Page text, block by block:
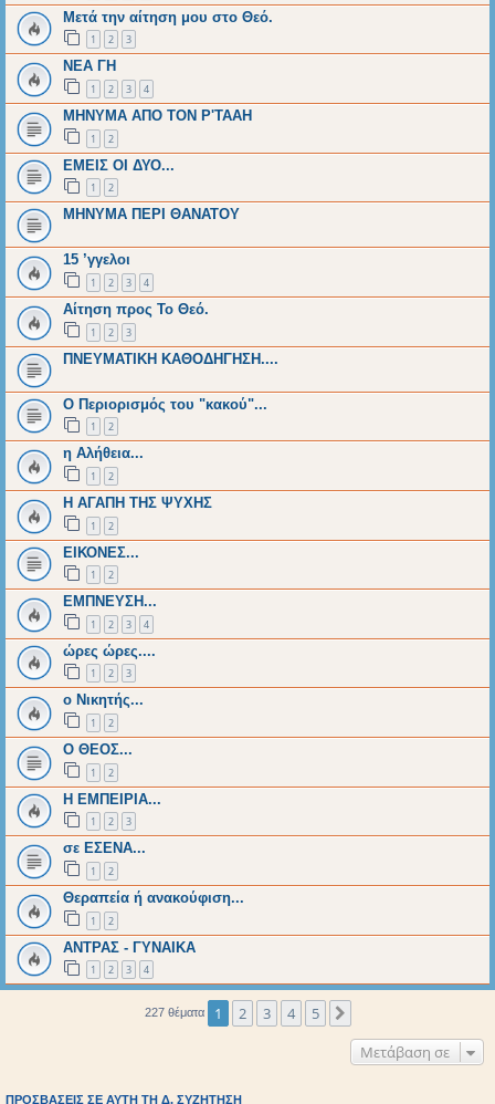
Μετά την αίτηση μου στο Θεό.
1 2 3
ΝΕΑ ΓΗ
1 2 3 4
MHNYMA ΑΠΟ ΤΟΝ Ρ'ΤΑΑΗ
1 2
ΕΜΕΙΣ ΟΙ ΔΥΟ...
1 2
ΜΗΝΥΜΑ ΠΕΡΙ ΘΑΝΑΤΟΥ
15 ’γγελοι
1 2 3 4
Αίτηση προς Το Θεό.
1 2 3
ΠΝΕΥΜΑΤΙΚΗ ΚΑΘΟΔΗΓΗΣΗ....
Ο Περιορισμός του "κακού"...
1 2
η Αλήθεια...
1 2
Η ΑΓΑΠΗ ΤΗΣ ΨΥΧΗΣ
1 2
EΙΚΟΝΕΣ...
1 2
ΕΜΠΝΕΥΣΗ...
1 2 3 4
ώρες ώρες....
1 2 3
ο Νικητής...
1 2
Ο ΘΕΟΣ...
1 2
Η ΕΜΠΕΙΡΙΑ...
1 2 3
σε ΕΣΕΝΑ...
1 2
Θεραπεία ή ανακούφιση...
1 2
ΑΝΤΡΑΣ - ΓΥΝΑΙΚΑ
1 2 3 4
227 θέματα 1 2 3 4 5
Μετάβαση σε
ΠΡΟΣΒΆΣΕΙΣ ΣΕ ΑΥΤΉ ΤΗ Δ. ΣΥΖΉΤΗΣΗ